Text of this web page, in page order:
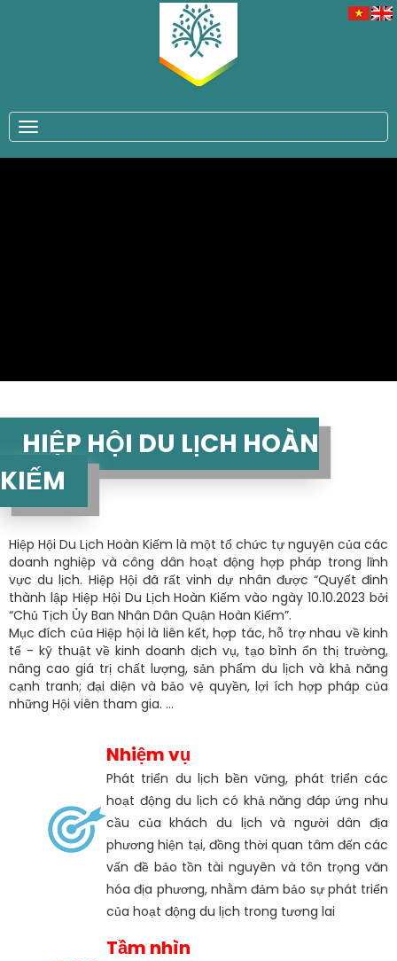
HIỆP HỘI DU LỊCH HOÀN
KIẾM
Hiệp Hội Du Lịch Hoàn Kiếm là một tổ chức tự nguyện của các
doanh nghiệp và công dân hoạt động hợp pháp trong lĩnh
vực du lịch. Hiệp Hội đã rất vinh dự nhân được “Quyết đinh
thành lập Hiệp Hội Du Lịch Hoàn Kiếm vào ngày 10.10.2023 bởi
“Chủ Tịch Ủy Ban Nhân Dân Quận Hoàn Kiếm”.
Mục đích của Hiệp hội là liên kết, hợp tác, hỗ trợ nhau về kinh
tế - kỹ thuật về kinh doanh dịch vụ, tạo bình ổn thị trường,
nâng cao giá trị chất lượng, sản phẩm du lịch và khả năng
cạnh tranh; đại diện và bảo vệ quyền, lợi ích hợp pháp của
những Hội viên tham gia. ...
Nhiệm vụ
Phát triển du lịch bền vững, phát triển các
hoạt động du lịch có khả năng đáp ứng nhu
cầu của khách du lịch và người dân địa
phương hiện tại, đồng thời quan tâm đến các
vấn đề bảo tồn tài nguyên và tôn trọng văn
hóa địa phương, nhằm đảm bảo sự phát triển
của hoạt động du lịch trong tương lai
Tầm nhìn